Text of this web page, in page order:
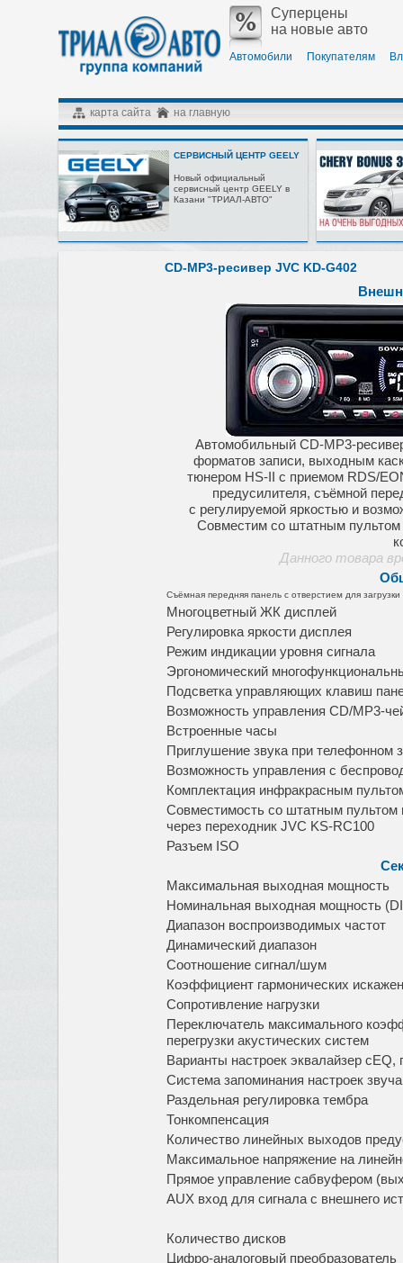
Суперцены
на новые авто
Автомобили Покупателям
карта сайта на главную
СЕРВИСНЫЙ ЦЕНТР GEELY
Новый официальный
сервисный центр GEELY в
Казани "ТРИАЛ-АВТО"
CD-MP3-ресивер JVC KD-G402
Автомобильный CD-MP3-
форматов записи, выходным
тюнером HS-II с приемом RDS/
предусилителя, съёмной
с регулируемой яркостью и
Совместим со штатным
Данного товара
Съёмная передняя панель с отверстием для загрузки
Многоцветный ЖК дисплей
Регулировка яркости дисплея
Режим индикации уровня сигнала
Эргономический
Подсветка управляющих клавиш
Возможность управления СD/МР3-
Встроенные часы
Приглушение звука при телефонном
Возможность управления с
Комплектация инфракрасным
Совместимость со штатным пультом
через переходник JVC KS-RC100
Разъем ISO
Максимальная выходная мощность
Номинальная выходная мощность
Диапазон воспроизводимых частот
Динамический диапазон
Соотношение сигнал/шум
Коэффициент гармонических
Сопротивление нагрузки
Переключатель максимального
перегрузки акустических систем
Варианты настроек эквалайзер
Система запоминания настроек
Раздельная регулировка тембра
Тонкомпенсация
Количество линейных выходов
Максимальное напряжение на
Прямое управление сабвуфером
AUX вход для сигнала с внешнего
Количество дисков
Цифро-аналоговый преобразователь